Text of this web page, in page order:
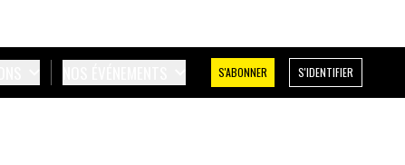
S'ABONNER S'IDENTIFIER